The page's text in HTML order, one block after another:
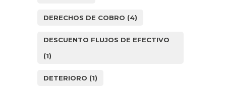
DERECHOS DE COBRO (4)
DESCUENTO FLUJOS DE EFECTIVO
(1)
DETERIORO (1)